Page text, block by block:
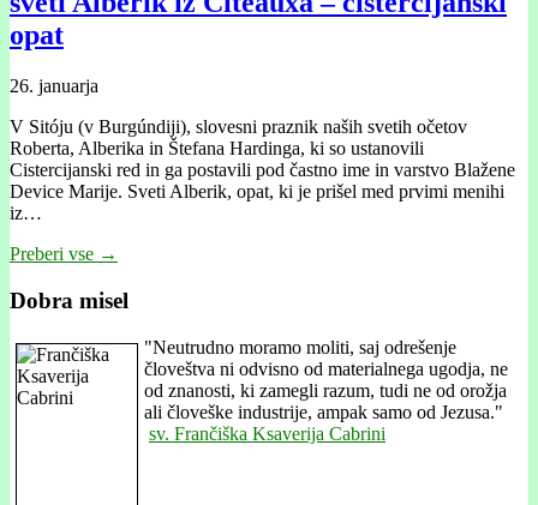
opat
26. januarja
V Sitóju (v Burgúndiji), slovesni praznik naših svetih očetov
Roberta, Alberika in Štefana Hardinga, ki so ustanovili
Cistercijanski red in ga postavili pod častno ime in varstvo Blažene
Device Marije. Sveti Alberik, opat, ki je prišel med prvimi menihi
iz…
Preberi vse →
Dobra misel
"Neutrudno moramo moliti, saj odrešenje
človeštva ni odvisno od materialnega ugodja, ne
od znanosti, ki zamegli razum, tudi ne od orožja
ali človeške industrije, ampak samo od Jezusa."
sv. Frančiška Ksaverija Cabrini